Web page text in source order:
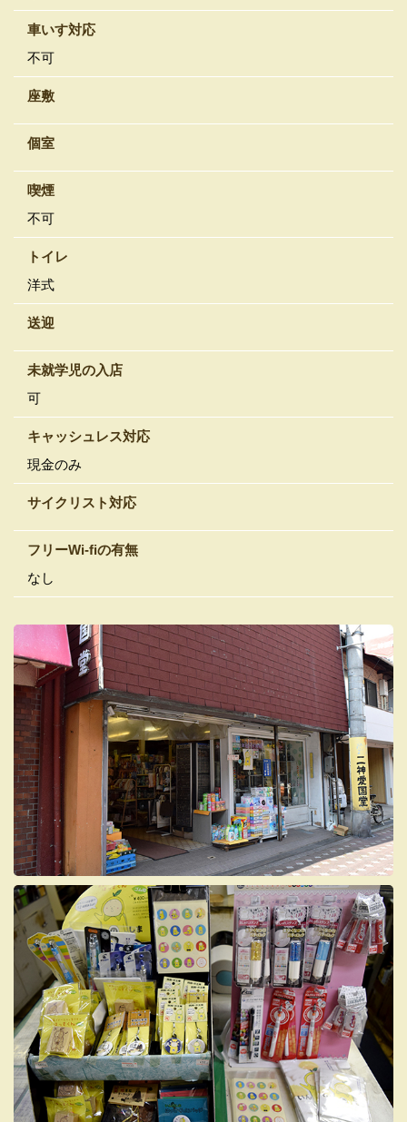
車いす対応
不可
座敷
個室
喫煙
不可
トイレ
洋式
送迎
未就学児の入店
可
キャッシュレス対応
現金のみ
サイクリスト対応
フリーWi-fiの有無
なし